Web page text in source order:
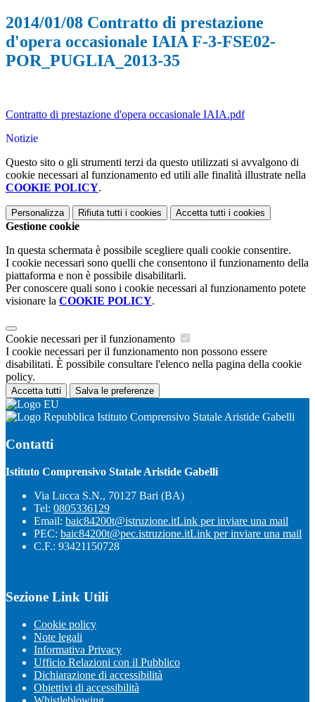
2014/01/08 Contratto di prestazione
d'opera occasionale IAIA F-3-FSE02-
POR_PUGLIA_2013-35
Contratto di prestazione d'opera occasionale IAIA.pdf
Notizie
Questo sito o gli strumenti terzi da questo utilizzati si avvalgono di
cookie necessari al funzionamento ed utili alle finalità illustrate nella
COOKIE POLICY.
Personalizza Rifiuta tutti i cookies Accetta tutti i cookies
Gestione cookie
In questa schermata è possibile scegliere quali cookie consentire.
I cookie necessari sono quelli che consentono il funzionamento della
piattaforma e non è possibile disabilitarli.
Per conoscere quali sono i cookie necessari al funzionamento potete
visionare la COOKIE POLICY.
Cookie necessari per il funzionamento
I cookie necessari per il funzionamento non possono essere
disabilitati. È possibile consultare l'elenco nella pagina della cookie
policy.
Accetta tutti Salva le preferenze
Istituto Comprensivo Statale Aristide Gabelli
Contatti
Istituto Comprensivo Statale Aristide Gabelli
Via Lucca S.N., 70127 Bari (BA)
Tel: 0805336129
Email: baic84200t@istruzione.itLink per inviare una mail
PEC: baic84200t@pec.istruzione.itLink per inviare una mail
C.F.: 93421150728
Sezione Link Utili
Cookie policy
Note legali
Informativa Privacy
Ufficio Relazioni con il Pubblico
Dichiarazione di accessibilità
Obiettivi di accessibilità